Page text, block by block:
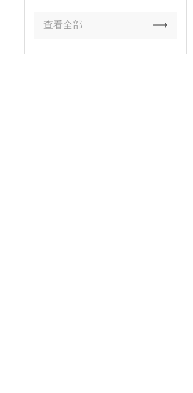
查看全部